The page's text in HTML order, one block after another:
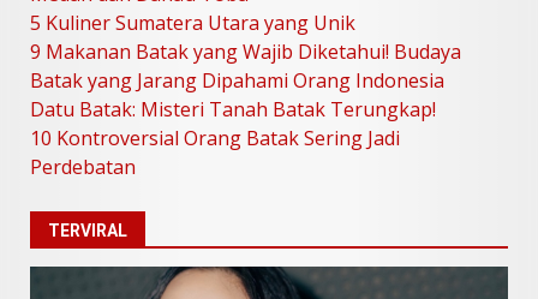
3
9 Makanan Batak yang Wajib
Diketahui! Budaya Batak yang
Jarang Dipahami Orang
Indonesia
Juni 25, 2026
Juni 11, 2026
5 Kuliner Sumatera Utara yang Unik
9 Makanan Batak yang Wajib Diketahui! Budaya
Batak yang Jarang Dipahami Orang Indonesia
Datu Batak: Misteri Tanah Batak Terungkap!
10 Kontroversial Orang Batak Sering Jadi
Perdebatan
TERVIRAL